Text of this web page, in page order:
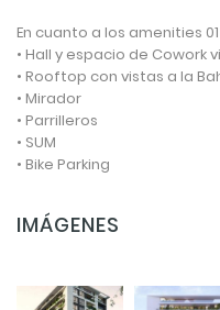
En cuanto a los amenities
• Hall y espacio de
• Rooftop con vistas a la
• Mirador
• Parrilleros
• SUM
• Bike Parking
IMÁGENES